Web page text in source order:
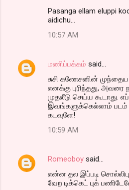
Pasanga ellam eluppi
aidichu...
10:57 AM
மணிப்பக்கம் said…
சுசி கணேசனின் முந்தைய
எனக்கு புரிந்தது, அவரை
முதலீடு செய்ய கூடாது.
இவங்களுக்கெல்லாம் படம்
கடவுளே!
10:59 AM
Romeoboy said…
என்ன தல இப்படி
வேற டிக்கெட் புக்